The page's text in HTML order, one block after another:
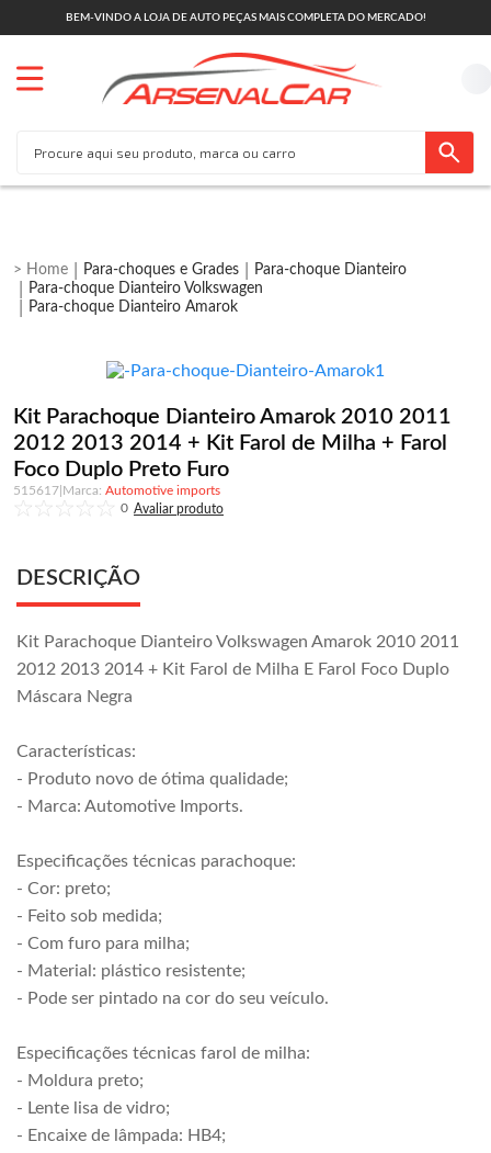
BEM-VINDO A LOJA DE AUTO PEÇAS MAIS COMPLETA DO MERCADO!
Para-choques e Grades
Para-choque Dianteiro
Para-choque Dianteiro Volkswagen
Para-choque Dianteiro Amarok
Kit Parachoque Dianteiro Amarok 2010 2011
2012 2013 2014 + Kit Farol de Milha + Farol
Foco Duplo Preto Furo
515617
Automotive imports
0
DESCRIÇÃO
Kit Parachoque Dianteiro Volkswagen Amarok 2010 2011
2012 2013 2014 + Kit Farol de Milha E Farol Foco Duplo
Máscara Negra
Características:
- Produto novo de ótima qualidade;
- Marca: Automotive Imports.
Especificações técnicas parachoque:
- Cor: preto;
- Feito sob medida;
- Com furo para milha;
- Material: plástico resistente;
- Pode ser pintado na cor do seu veículo.
Especificações técnicas farol de milha:
- Moldura preto;
- Lente lisa de vidro;
- Encaixe de lâmpada: HB4;